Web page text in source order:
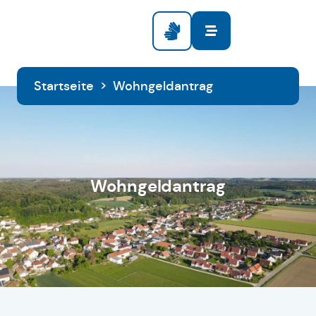
Startseite > Wohngeldantrag
Wohngeldantrag